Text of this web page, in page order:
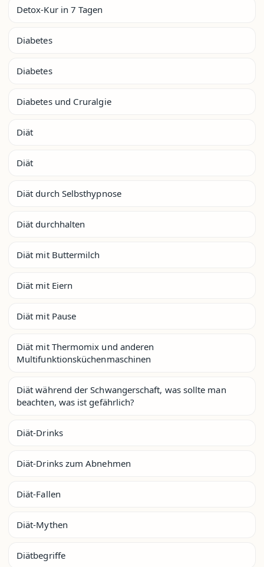
Detox-Kur in 7 Tagen
Diabetes
Diabetes
Diabetes und Cruralgie
Diät
Diät
Diät durch Selbsthypnose
Diät durchhalten
Diät mit Buttermilch
Diät mit Eiern
Diät mit Pause
Diät mit Thermomix und anderen
Multifunktionsküchenmaschinen
Diät während der Schwangerschaft, was sollte man
beachten, was ist gefährlich?
Diät-Drinks
Diät-Drinks zum Abnehmen
Diät-Fallen
Diät-Mythen
Diätbegriffe